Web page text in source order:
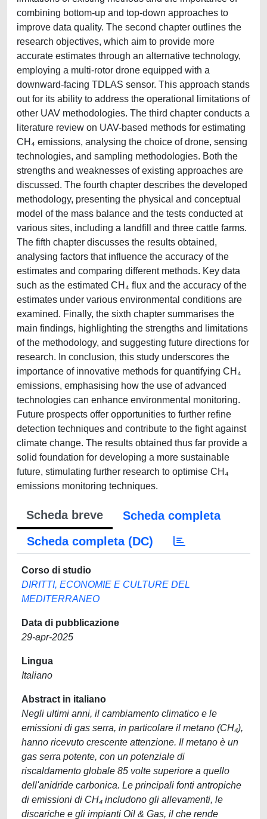
combining bottom-up and top-down approaches to
improve data quality. The second chapter outlines the
research objectives, which aim to provide more
accurate estimates through an alternative technology,
employing a multi-rotor drone equipped with a
downward-facing TDLAS sensor. This approach stands
out for its ability to address the operational limitations of
other UAV methodologies. The third chapter conducts a
literature review on UAV-based methods for estimating
CH₄ emissions, analysing the choice of drone, sensing
technologies, and sampling methodologies. Both the
strengths and weaknesses of existing approaches are
discussed. The fourth chapter describes the developed
methodology, presenting the physical and conceptual
model of the mass balance and the tests conducted at
various sites, including a landfill and three cattle farms.
The fifth chapter discusses the results obtained,
analysing factors that influence the accuracy of the
estimates and comparing different methods. Key data
such as the estimated CH₄ flux and the accuracy of the
estimates under various environmental conditions are
examined. Finally, the sixth chapter summarises the
main findings, highlighting the strengths and limitations
of the methodology, and suggesting future directions for
research. In conclusion, this study underscores the
importance of innovative methods for quantifying CH₄
emissions, emphasising how the use of advanced
technologies can enhance environmental monitoring.
Future prospects offer opportunities to further refine
detection techniques and contribute to the fight against
climate change. The results obtained thus far provide a
solid foundation for developing a more sustainable
future, stimulating further research to optimise CH₄
emissions monitoring techniques.
Scheda breve
Scheda completa
Scheda completa (DC)
Corso di studio
DIRITTI, ECONOMIE E CULTURE DEL
MEDITERRANEO
Data di pubblicazione
29-apr-2025
Lingua
Italiano
Abstract in italiano
Negli ultimi anni, il cambiamento climatico e le
emissioni di gas serra, in particolare il metano (CH₄),
hanno ricevuto crescente attenzione. Il metano è un
gas serra potente, con un potenziale di
riscaldamento globale 85 volte superiore a quello
dell'anidride carbonica. Le principali fonti antropiche
di emissioni di CH₄ includono gli allevamenti, le
discariche e gli impianti Oil & Gas, il che rende